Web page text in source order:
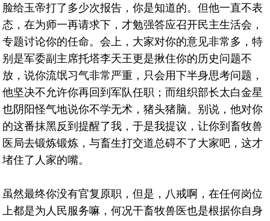
脸给玉帝打了多少次报告，你是知道的。但他一直不表
态，在为师一再请求下，才勉强答应召开民主生活会，
专题讨论你的任命。会上，大家对你的意见非常多，特
别是军委副主席托塔李天王更是揪住你的历史问题不
放，说你流氓习气非常严重，只会用下半身思考问题，
他坚决不允许你再回到军队任职；而组织部长太白金星
也阴阳怪气地说你不学无术，猪头猪脑。别说，他对你
的这番抹黑反到提醒了我，于是我提议，让你到畜牧兽
医局去锻炼锻炼，与畜生打交道总碍不了大家吧，这才
堵住了人家的嘴。
虽然最终你没有官复原职，但是，八戒啊，在任何岗位
上都是为人民服务嘛，何况干畜牧兽医也是根据你自身